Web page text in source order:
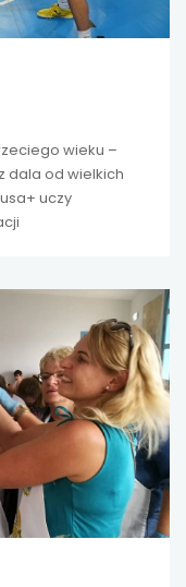
wieku –
dala od wielkich
uczy